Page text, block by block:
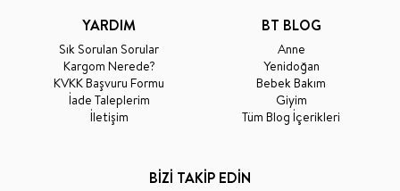
YARDIM
Sık Sorulan Sorular
Kargom Nerede?
KVKK Başvuru Formu
İade Taleplerim
İletişim
BT BLOG
Anne
Yenidoğan
Bebek Bakım
Giyim
Tüm Blog İçerikleri
BİZİ TAKİP EDİN